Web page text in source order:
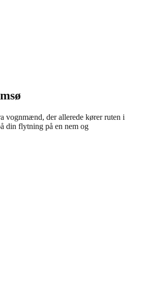
vognmænd, der allerede kører ruten i
din flytning på en nem og